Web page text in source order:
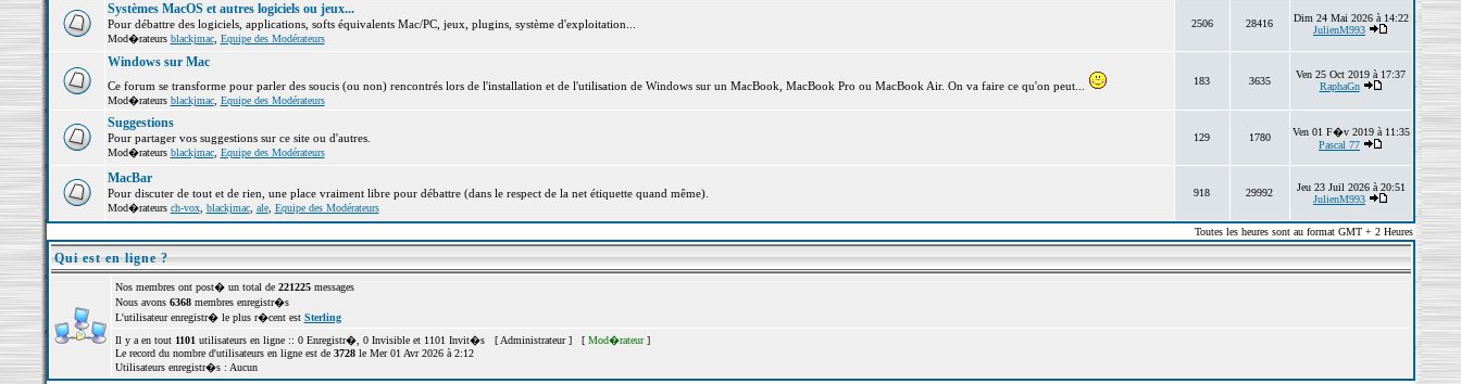
Systèmes MacOS et autres logiciels ou jeux...
Pour débattre des logiciels, applications, softs équivalents Mac/PC, jeux, plugins, système d'exploitation...
Mod�rateurs blackjmac, Equipe des Modérateurs
2506 28416
Dim 24 Mai 2026 à 14:22
JulienM993
Windows sur Mac
Ce forum se transforme pour parler des soucis (ou non) rencontrés lors de l'installation et de l'utilisation de Windows sur un MacBook, MacBook Pro ou MacBook Air. On va faire ce qu'on peut...
Mod�rateurs blackjmac, Equipe des Modérateurs
183 3635
Ven 25 Oct 2019 à 17:37
RaphaGn
Suggestions
Pour partager vos suggestions sur ce site ou d'autres.
Mod�rateurs blackjmac, Equipe des Modérateurs
129 1780
Ven 01 F�v 2019 à 11:35
Pascal 77
MacBar
Pour discuter de tout et de rien, une place vraiment libre pour débattre (dans le respect de la net étiquette quand même).
Mod�rateurs ch-vox, blackjmac, ale, Equipe des Modérateurs
918 29992
Jeu 23 Juil 2026 à 20:51
JulienM993
Toutes les heures sont au format GMT + 2 Heures
Qui est en ligne ?
Nos membres ont post� un total de 221225messages
Nous avons 6368membres enregistr�s
L'utilisateur enregistr� le plus r�cent est Sterling
Il y a en tout 1101 utilisateurs en ligne :: 0 Enregistr�, 0 Invisible et 1101 Invit�s [ Administrateur] [ Mod�rateur]
Le record du nombre d'utilisateurs en ligne est de 3728le Mer 01 Avr 2026 à 2:12
Utilisateurs enregistr�s : Aucun